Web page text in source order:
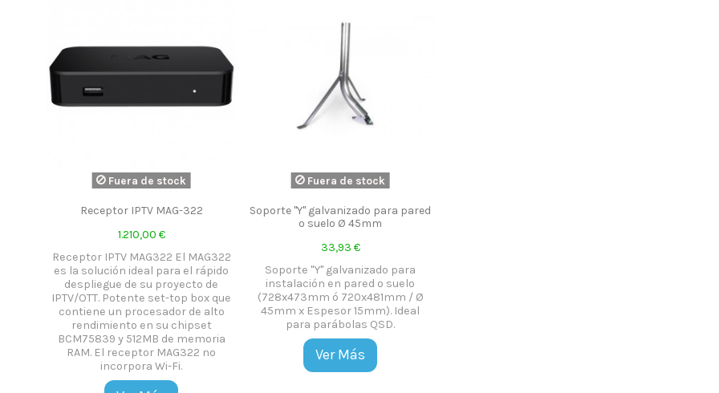
Fuera de stock
Receptor IPTV MAG-322
1.210,00 €
Receptor IPTV MAG322 El MAG322
es la solución ideal para el rápido
despliegue de su proyecto de
IPTV/OTT. Potente set-top box que
contiene un procesador de alto
rendimiento en su chipset
BCM75839 y 512MB de memoria
RAM. El receptor MAG322 no
incorpora Wi-Fi.
Fuera de stock
Soporte "Y" galvanizado para pared
o suelo Ø 45mm
33,93 €
Soporte "Y" galvanizado para
instalación en pared o suelo
(728x473mm ó 720x481mm / Ø
45mm x Espesor 15mm). Ideal
para parábolas QSD.
Ver Más